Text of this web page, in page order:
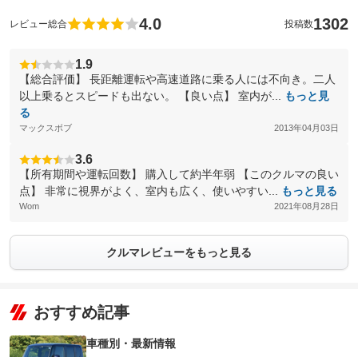
レビュー総合 4.0 投稿数1302
1.9
【総合評価】 長距離運転や高速道路に乗る人には不向き。二人
以上乗るとスピードも出ない。 【良い点】 室内が...
もっと見
る
マックスボブ 2013年04月03日
3.6
【所有期間や運転回数】 購入して約半年弱 【このクルマの良い
点】 非常に視界がよく、室内も広く、使いやすい...
もっと見る
Wom 2021年08月28日
クルマレビューをもっと見る
おすすめ記事
車種別・最新情報